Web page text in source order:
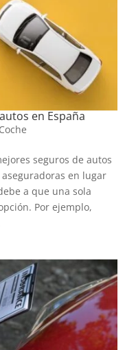
en España
seguros de autos
en lugar
a que una sola
Por ejemplo,